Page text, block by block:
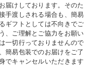
届けしております。そのた
手渡しされる場合も、簡易
ギフトとしては不向きでご
、ご理解とご協力をお願い
一切行っておりませんので
簡易包装でのお届けをご了
でキャンセルいただきます